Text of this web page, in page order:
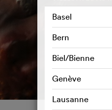
Basel
Bern
Biel/Bienne
Genève
Lausanne